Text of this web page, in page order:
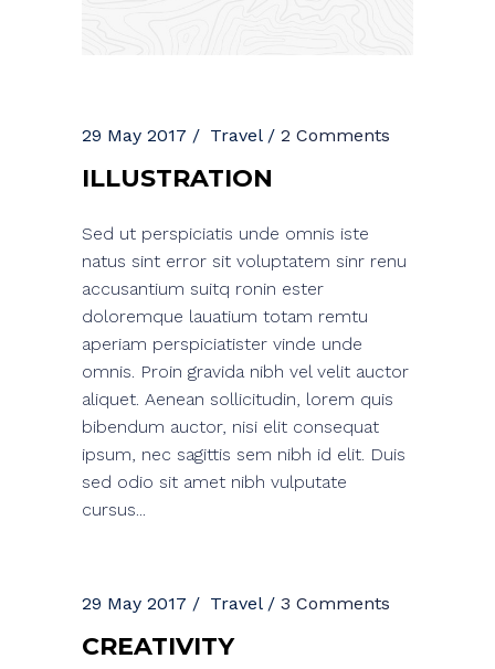
29 May 2017 Travel 2 Comments
ILLUSTRATION
Sed ut perspiciatis unde omnis iste
natus sint error sit voluptatem sinr renu
accusantium suitq ronin ester
doloremque lauatium totam remtu
aperiam perspiciatister vinde unde
omnis. Proin gravida nibh vel velit auctor
aliquet. Aenean sollicitudin, lorem quis
bibendum auctor, nisi elit consequat
ipsum, nec sagittis sem nibh id elit. Duis
sed odio sit amet nibh vulputate
cursus...
29 May 2017 Travel 3 Comments
CREATIVITY